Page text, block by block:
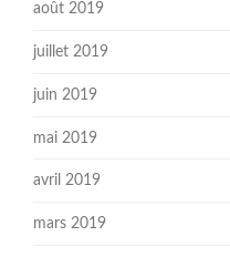
août 2019
juillet 2019
juin 2019
mai 2019
avril 2019
mars 2019